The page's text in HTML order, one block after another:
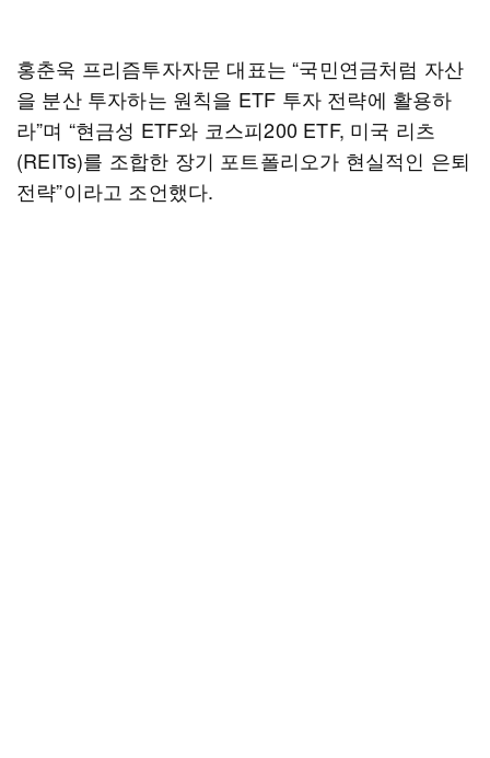
홍춘욱 프리즘투자자문 대표는 “국민연금처럼 자산
을 분산 투자하는 원칙을 ETF 투자 전략에 활용하
라”며 “현금성 ETF와 코스피200 ETF, 미국 리츠
(REITs)를 조합한 장기 포트폴리오가 현실적인 은퇴
전략”이라고 조언했다.